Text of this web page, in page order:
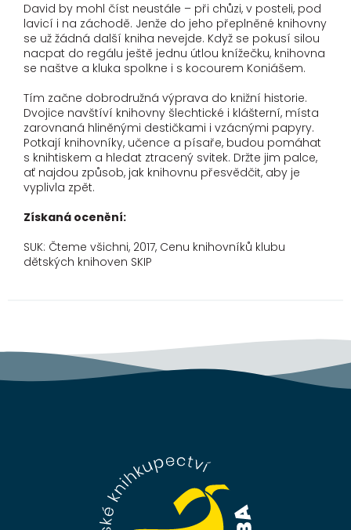
David by mohl číst neustále – při chůzi, v posteli, pod
lavicí i na záchodě. Jenže do jeho přeplněné knihovny
se už žádná další kniha nevejde. Když se pokusí silou
nacpat do regálu ještě jednu útlou knížečku, knihovna
se naštve a kluka spolkne i s kocourem Koniášem.
Tím začne dobrodružná výprava do knižní historie.
Dvojice navštíví knihovny šlechtické i klášterní, místa
zarovnaná hliněnými destičkami i vzácnými papyry.
Potkají knihovníky, učence a písaře, budou pomáhat
s knihtiskem a hledat ztracený svitek. Držte jim palce,
ať najdou způsob, jak knihovnu přesvědčit, aby je
vyplivla zpět.
Získaná ocenění:
SUK: Čteme všichni, 2017, Cenu knihovníků klubu
dětských knihoven SKIP